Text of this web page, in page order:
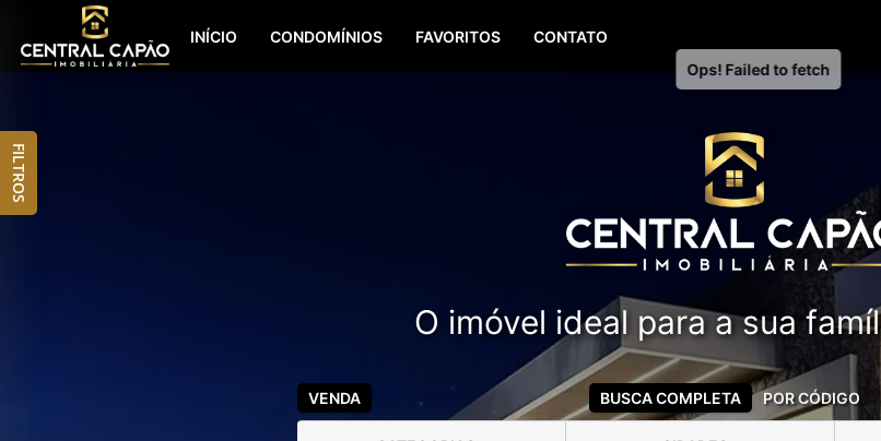
INÍCIO CONDOMÍNIOS FAVORITOS CONTATO
O imóvel ideal para a sua
VENDA BUSCA COMPLETA POR CÓDIGO
FILTROS